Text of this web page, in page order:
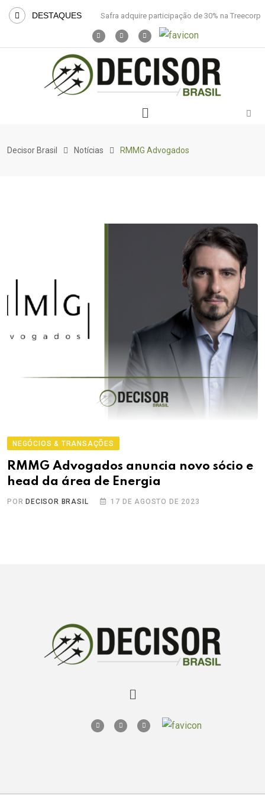
DESTAQUES Safra adquire participação de 30% na Treecorp
Decisor Brasil Notícias RMMG Advogados
NEGÓCIOS & TRANSAÇÕES
RMMG Advogados anuncia novo sócio e
head da área de Energia
POR DECISOR BRASIL 17 DE AGOSTO DE 2023